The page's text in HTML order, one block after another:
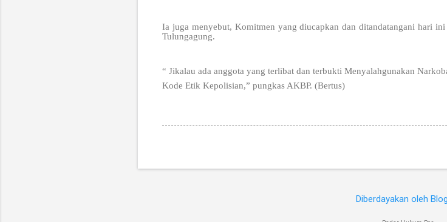
Ia juga menyebut, Komitmen yang diucapkan dan ditandatangani hari
Tulungagung.
“ Jikalau ada anggota yang terlibat dan terbukti Menyalahgunakan
Kode Etik Kepolisian,” pungkas AKBP. (Bertus)
Diberdayakan oleh